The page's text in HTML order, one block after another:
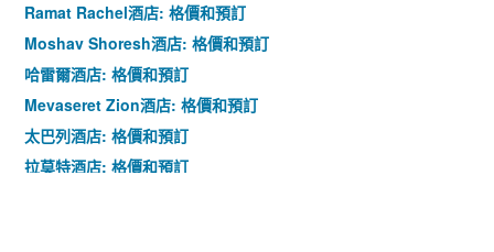
Ramat Rachel酒店: 格價和預訂
Moshav Shoresh酒店: 格價和預訂
哈雷爾酒店: 格價和預訂
Mevaseret Zion酒店: 格價和預訂
太巴列酒店: 格價和預訂
拉莫特酒店: 格價和預訂